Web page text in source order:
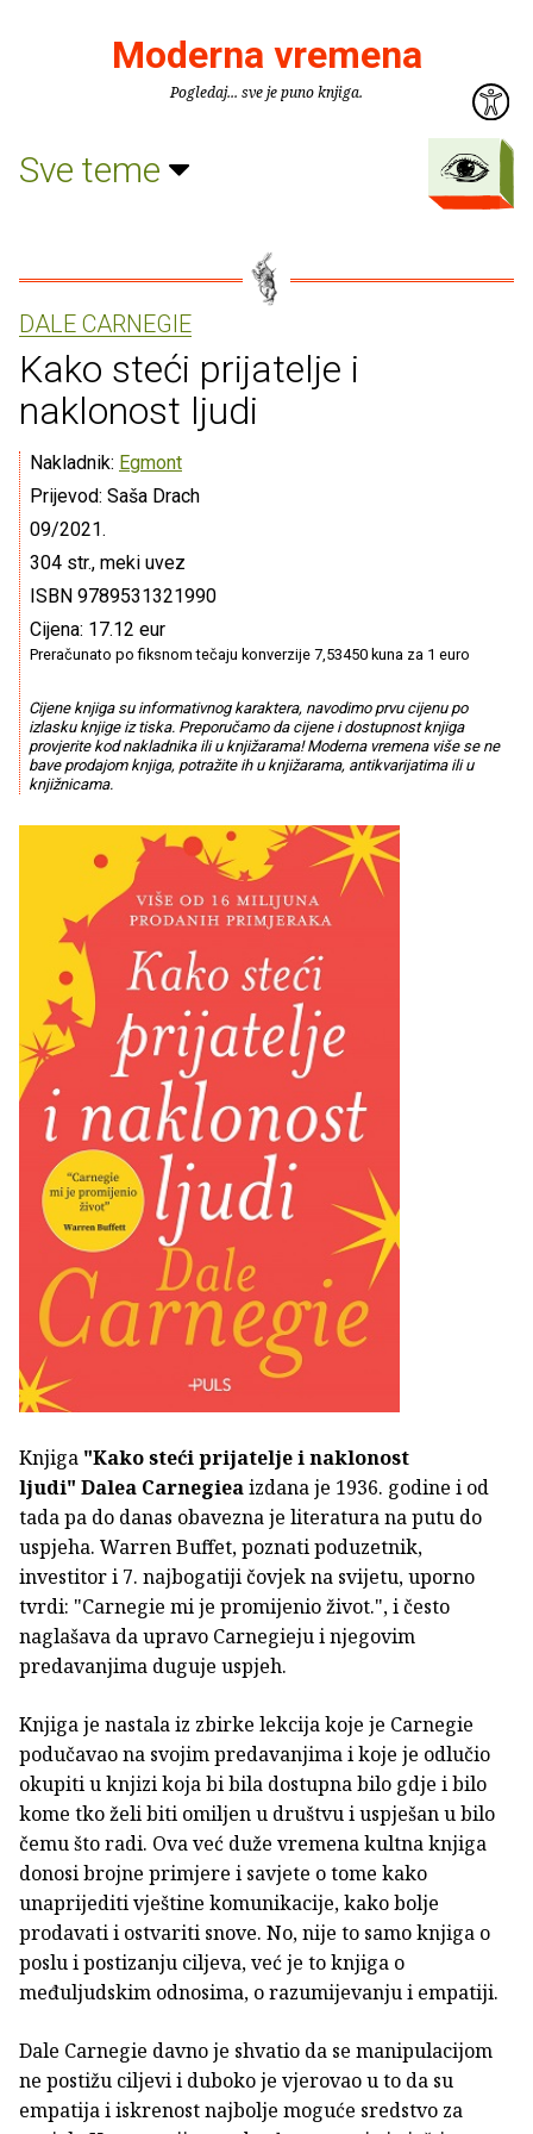
Moderna vremena
Pogledaj... sve je puno knjiga.
Sve teme
DALE CARNEGIE
Kako steći prijatelje i
naklonost ljudi
Nakladnik: Egmont
Prijevod: Saša Drach
09/2021.
304 str., meki uvez
ISBN 9789531321990
Cijena: 17.12 eur
Preračunato po fiksnom tečaju konverzije 7,53450 kuna za 1 euro
Cijene knjiga su informativnog karaktera, navodimo prvu cijenu po
izlasku knjige iz tiska. Preporučamo da cijene i dostupnost knjiga
provjerite kod nakladnika ili u knjižarama! Moderna vremena više se ne
bave prodajom knjiga, potražite ih u knjižarama, antikvarijatima ili u
knjižnicama.
Knjiga "Kako steći prijatelje i naklonost
ljudi" Dalea Carnegieaizdana je 1936. godine i od
tada pa do danas obavezna je literatura na putu do
uspjeha. Warren Buffet, poznati poduzetnik,
investitor i 7. najbogatiji čovjek na svijetu, uporno
tvrdi: "Carnegie mi je promijenio život.", i često
naglašava da upravo Carnegieju i njegovim
predavanjima duguje uspjeh.
Knjiga je nastala iz zbirke lekcija koje je Carnegie
podučavao na svojim predavanjima i koje je odlučio
okupiti u knjizi koja bi bila dostupna bilo gdje i bilo
kome tko želi biti omiljen u društvu i uspješan u bilo
čemu što radi. Ova već duže vremena kultna knjiga
donosi brojne primjere i savjete o tome kako
unaprijediti vještine komunikacije, kako bolje
prodavati i ostvariti snove. No, nije to samo knjiga o
poslu i postizanju ciljeva, već je to knjiga o
međuljudskim odnosima, o razumijevanju i empatiji.
Dale Carnegie davno je shvatio da se manipulacijom
ne postižu ciljevi i duboko je vjerovao u to da su
empatija i iskrenost najbolje moguće sredstvo za